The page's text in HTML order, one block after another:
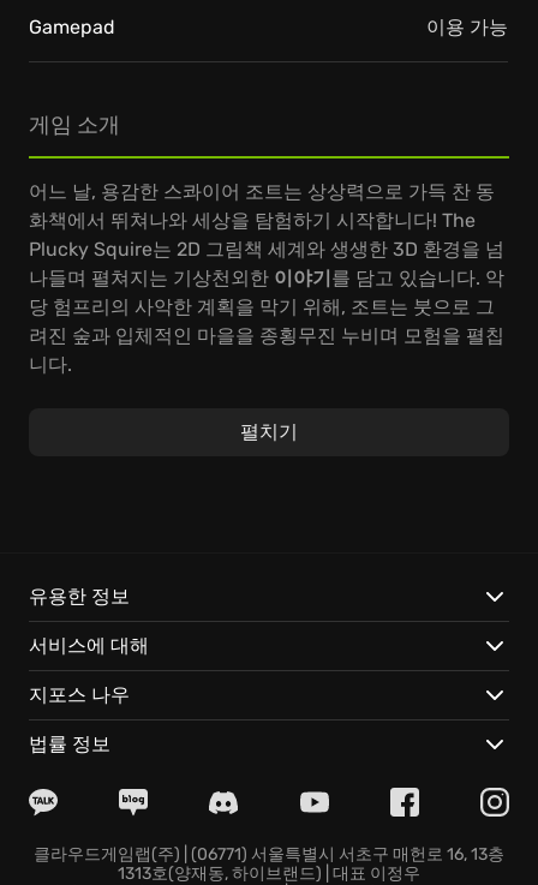
게임 소개
어느 날, 용감한 스콰이어 조트는 상상력으로 가득 찬 동
화책에서 뛰쳐나와 세상을 탐험하기 시작합니다! The
Plucky Squire는 2D 그림책 세계와 생생한 3D 환경을 넘
나들며 펼쳐지는 기상천외한 이야기를 담고 있습니다. 악
당 험프리의 사악한 계획을 막기 위해, 조트는 붓으로 그
려진 숲과 입체적인 마을을 종횡무진 누비며 모험을 펼칩
니다.
책 속 세계에서 튀어나온 듯한 독특한 게임플레이는 The
한 던전, 물감으로 채색된 숲 등 개성 넘치는 스테이지들
을 탐험하며, 다채로운 친구들을 만나 특별한 스토리를
만들어 나가세요.
주요 특징:
험
드벤처 여정
펼치기
Gamepad 이용 가능
유용한 정보
서비스에 대해
지포스 나우
법률 정보
클라우드게임랩(주) | (06771) 서울특별시 서초구 매헌로 16, 13층
1313호(양재동, 하이브랜드) | 대표 이정우